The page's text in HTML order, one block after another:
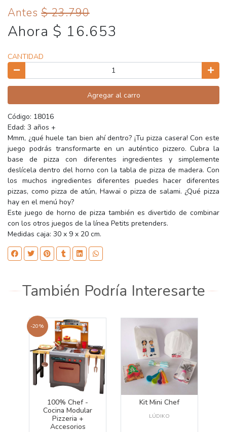
Antes$ 23.790
Ahora $ 16.653
CANTIDAD
Agregar al carro
Código: 18016
Edad: 3 años +
Mmm, ¿qué huele tan bien ahí dentro? ¡Tu pizza casera! Con este
juego podrás transformarte en un auténtico pizzero. Cubra la
base de pizza con diferentes ingredientes y simplemente
deslícela dentro del horno con la tabla de pizza de madera. Con
los muchos ingredientes diferentes puedes hacer diferentes
pizzas, como pizza de atún, Hawaï o pizza de salami. ¿Qué pizza
hay en el menú hoy?
Este juego de horno de pizza también es divertido de combinar
con los otros juegos de la línea Petits pretenders.
Medidas caja: 30 x 9 x 20 cm.
También Podría Interesarte
-20%
100% Chef -
Cocina Modular
Pizzeria +
Accesorios
Kit Mini Chef
LÚDIKO